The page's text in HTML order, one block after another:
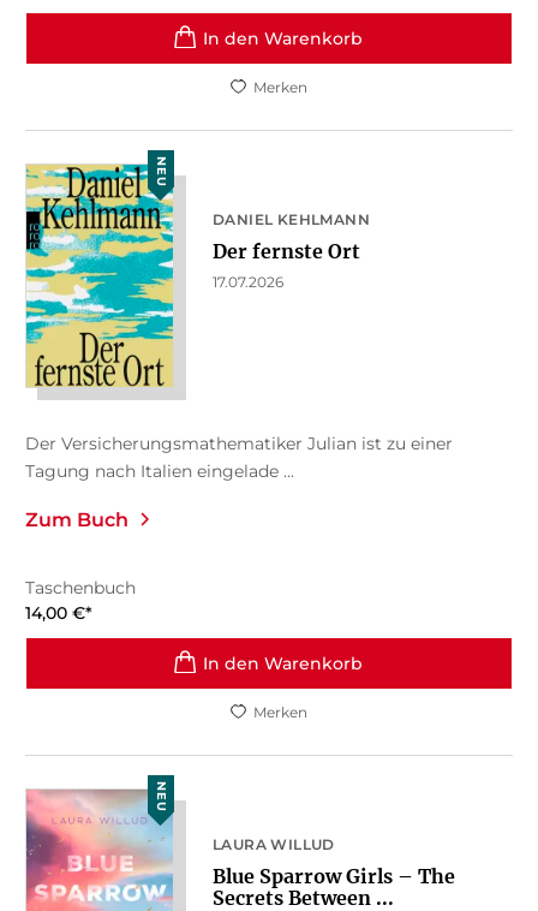
In den Warenkorb
Merken
NEU
DANIEL KEHLMANN
Der fernste Ort
17.07.2026
Der Versicherungsmathematiker Julian ist zu einer
Tagung nach Italien eingelade ...
Zum Buch
Taschenbuch
14,00 €*
In den Warenkorb
Merken
NEU
LAURA WILLUD
Blue Sparrow Girls – The
Secrets Between ...